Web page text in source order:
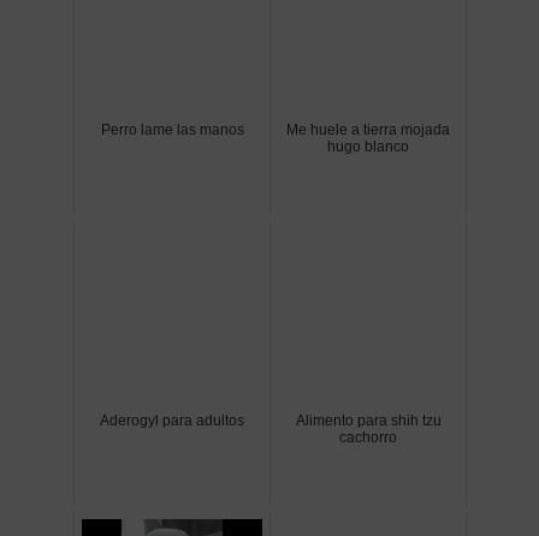
Perro lame las manos
Me huele a tierra mojada
hugo blanco
Aderogyl para adultos
Alimento para shih tzu
cachorro